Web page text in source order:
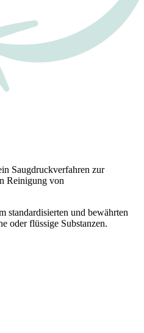
Saugdruckverfahren zur
Reinigung von
standardisierten und bewährten
oder flüssige Substanzen.